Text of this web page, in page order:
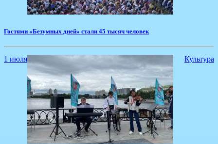
Гостями «Безумных дней» стали 45 тысяч человек
1 июля Культура